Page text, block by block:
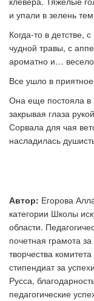
и упали в зелень
Когда-то в детстве,
чудной травы, с
ароматно и…
Все ушло в
Она еще постояла в
закрывая глаза
Сорвала для чая
насладилась
Автор: Егорова
категории Школы
области.
почетная грамота
творчества
стипендиат за
Русса,
педагогические